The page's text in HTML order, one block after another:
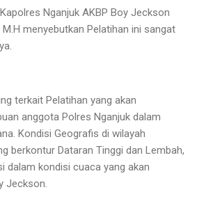
Nganjuk AKBP Boy Jeckson
M.H menyebutkan Pelatihan ini sangat
terkait Pelatihan yang akan
anggota Polres Nganjuk dalam
Kondisi Geografis di wilayah
berkontur Dataran Tinggi dan Lembah,
dalam kondisi cuaca yang akan
Jeckson.